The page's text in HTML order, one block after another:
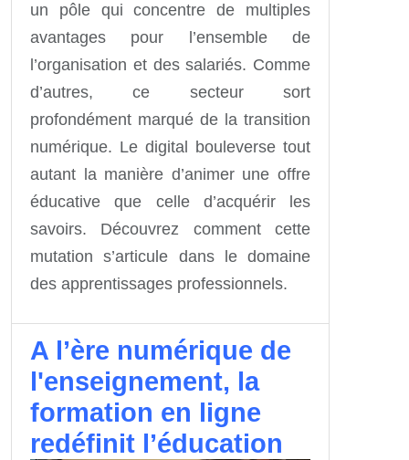
un pôle qui concentre de multiples
avantages pour l’ensemble de
l’organisation et des salariés. Comme
d’autres, ce secteur sort
profondément marqué de la transition
numérique. Le digital bouleverse tout
autant la manière d’animer une offre
éducative que celle d’acquérir les
savoirs. Découvrez comment cette
mutation s’articule dans le domaine
des apprentissages professionnels.
A l’ère numérique de
l'enseignement, la
formation en ligne
redéfinit l’éducation